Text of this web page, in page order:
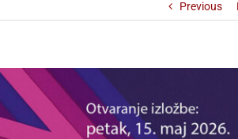
Previous